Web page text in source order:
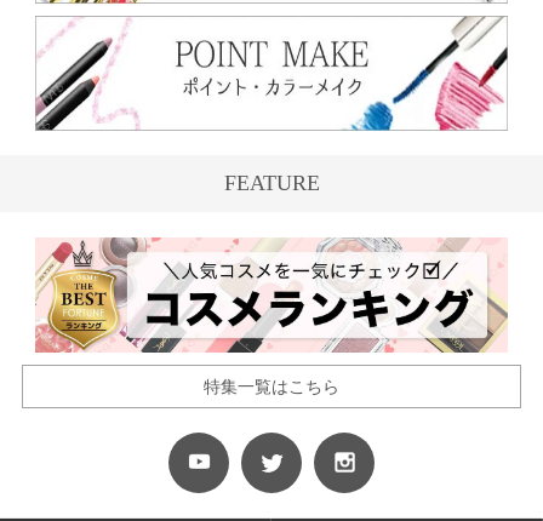
FEATURE
特集一覧はこちら